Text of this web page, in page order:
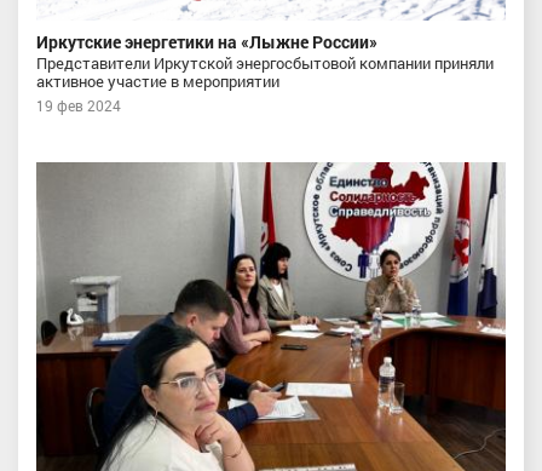
Иркутские энергетики на «Лыжне России»
Представители Иркутской энергосбытовой компании приняли
активное участие в мероприятии
19 фев 2024